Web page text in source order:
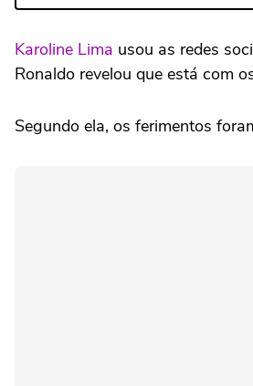
Karoline Lima usou as redes
Ronaldo revelou que está com
Segundo ela, os ferimentos